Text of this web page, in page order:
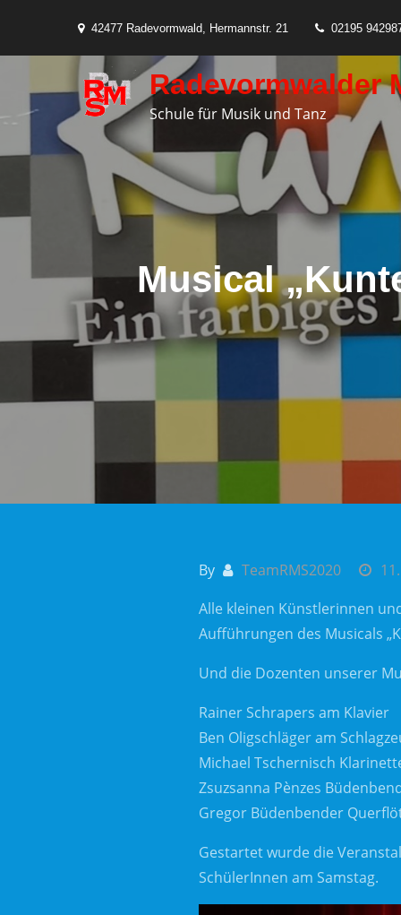
content
42477 Radevormwald, Hermannstr. 21 02195
Radevormwalder
Schule für Musik und Tanz
Musical
By TeamRMS2020
Alle kleinen Künstlerinnen
Aufführungen des Musicals
Und die Dozenten unserer
Rainer Schrapers am Klavier
Ben Oligschläger am
Michael Tschernisch
Zsuzsanna Pènzes
Gregor Büdenbender
Gestartet wurde die
SchülerInnen am Samstag.